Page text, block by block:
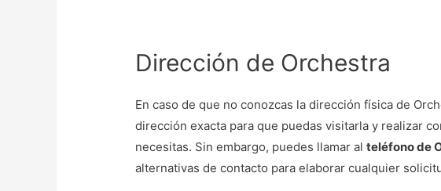
Dirección de Orchestra
En caso de que no conozcas la dirección física de
dirección exacta para que puedas visitarla y realizar
necesitas. Sin embargo, puedes llamar alteléfono de
alternativas de contacto para elaborar cualquier